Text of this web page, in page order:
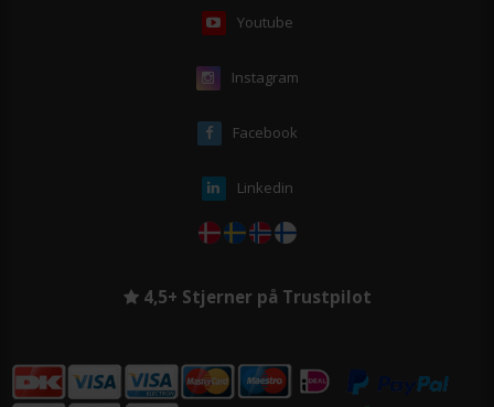
Youtube
Instagram
Facebook
Linkedin
4,5+ Stjerner på Trustpilot